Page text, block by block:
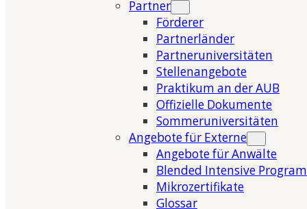
Partner
Förderer
Partnerländer
Partneruniversitäten
Stellenangebote
Praktikum an der AUB
Offizielle Dokumente
Sommeruniversitäten
Angebote für Externe
Angebote für Anwälte
Blended Intensive Program
Mikrozertifikate
Glossar